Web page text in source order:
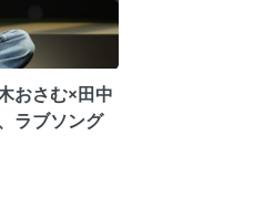
おさむ×田中
ラブソング